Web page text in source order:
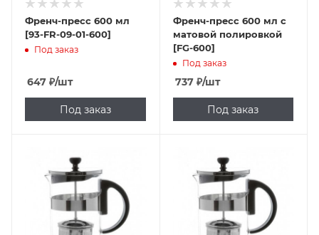
Френч-пресс 600 мл
[93-FR-09-01-600]
Под заказ
647 ₽/шт
Под заказ
Френч-пресс 600 мл с
матовой полировкой
[FG-600]
Под заказ
737₽/шт
Под заказ